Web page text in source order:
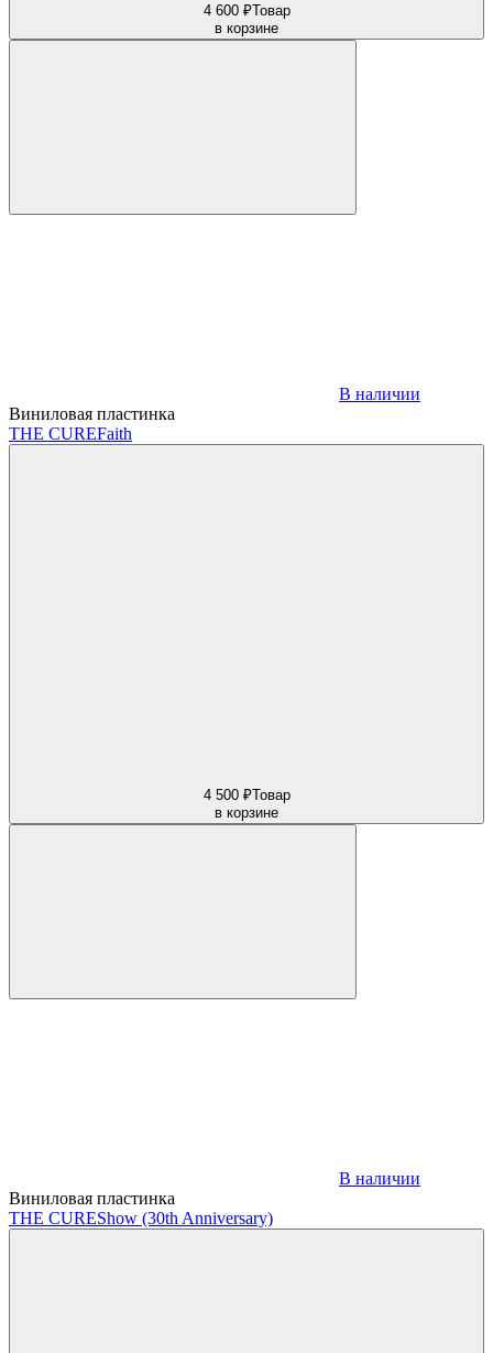
4 600 ₽Товар
в корзине
В наличии
Виниловая пластинка
THE CUREFaith
4 500 ₽Товар
в корзине
В наличии
Виниловая пластинка
THE CUREShow (30th Anniversary)